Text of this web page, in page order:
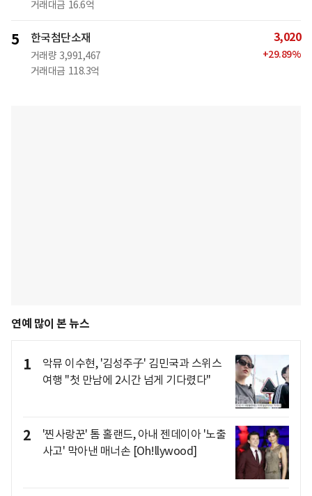
거래대금 16.6억
5 한국첨단소재
거래량 3,991,467
거래대금 118.3억
3,020
+29.89%
연예 많이 본 뉴스
1
악뮤 이수현, '김성주子' 김민국과 스위스
여행 "첫 만남에 2시간 넘게 기다렸다"
2
'찐사랑꾼' 톰 홀랜드, 아내 젠데이아 '노출
사고' 막아낸 매너손 [Oh!llywood]